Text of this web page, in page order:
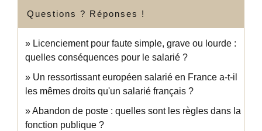
Questions ? Réponses !
Licenciement pour faute simple, grave ou lourde :
quelles conséquences pour le salarié ?
Un ressortissant européen salarié en France a-t-il
les mêmes droits qu'un salarié français ?
Abandon de poste : quelles sont les règles dans la
fonction publique ?